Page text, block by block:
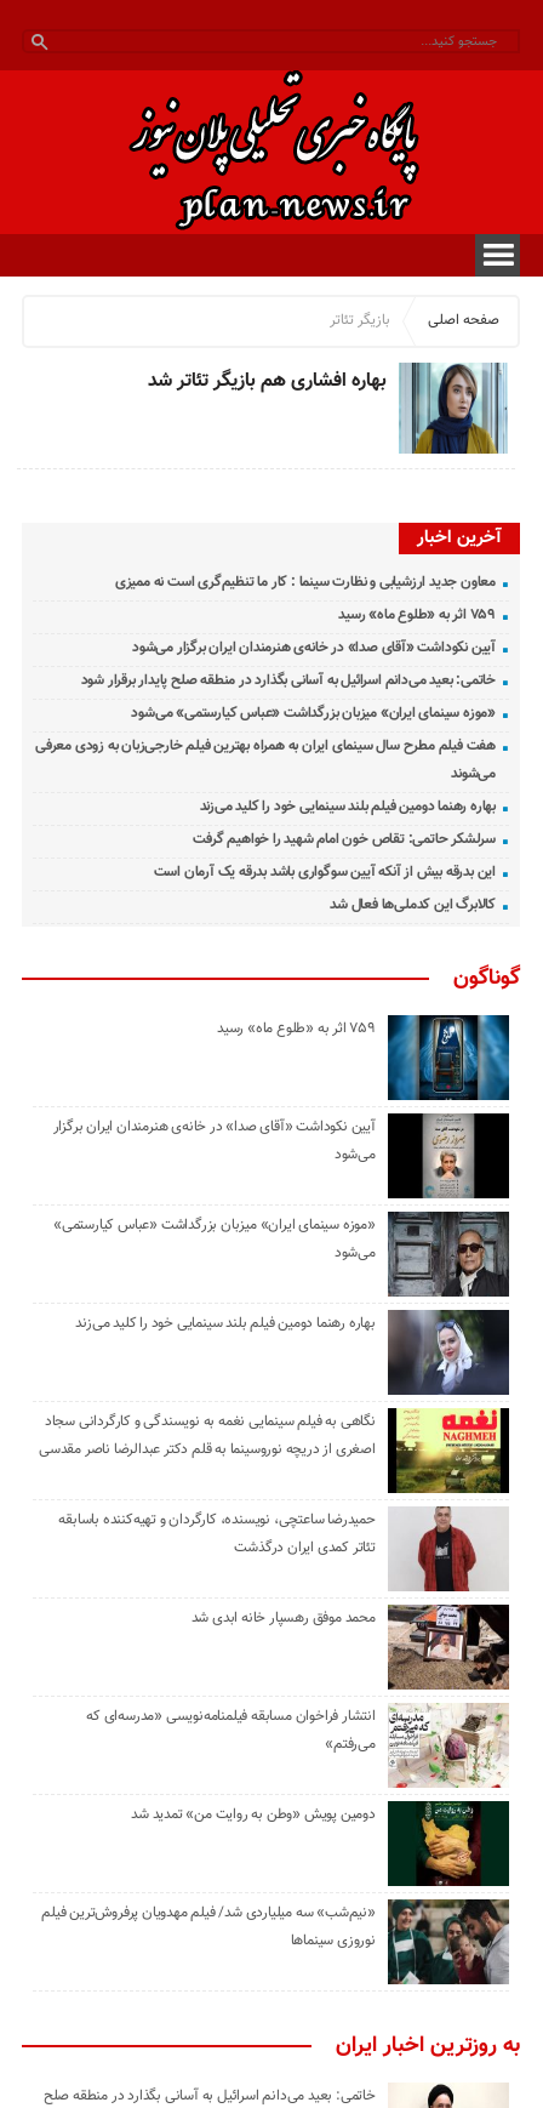
صفحه اصلی بازیگر تئاتر
بهاره افشاری هم بازیگر تئاتر شد
آخرین اخبار
معاون جدید ارزشیابی و نظارت سینما : کار ما تنظیم‌گری است نه ممیزی
۷۵۹ اثر به «طلوع ماه» رسید
آیین نکوداشت «آقای صدا» در خانه‌ی هنرمندان ایران برگزار می‌شود
خاتمی: بعید می‌دانم اسرائیل به آسانی بگذارد در منطقه صلح پایدار برقرار شود
«موزه سینمای ایران» میزبان بزرگداشت «عباس کیارستمی» می‌شود
هفت فیلم مطرح سال سینمای ایران به همراه بهترین فیلم خارجی‌زبان به زودی معرفی
می‌شوند
بهاره رهنما دومین فیلم بلند سینمایی خود را کلید می‌زند
سرلشکر حاتمی: تقاص خون امام شهید را خواهیم گرفت
این بدرقه بیش از آنکه آیین سوگواری باشد بدرقه یک آرمان است
کالابرگ این کدملی‌ها فعال شد
گوناگون
۷۵۹ اثر به «طلوع ماه» رسید
آیین نکوداشت «آقای صدا» در خانه‌ی هنرمندان ایران برگزار
می‌شود
«موزه سینمای ایران» میزبان بزرگداشت «عباس کیارستمی»
می‌شود
بهاره رهنما دومین فیلم بلند سینمایی خود را کلید می‌زند
نگاهی به فیلم سینمایی نغمه به نویسندگی و کارگردانی سجاد
اصغری از دریچه نوروسینما به قلم دکتر عبدالرضا ناصر مقدسی
حمیدرضا ساعتچی، نویسنده، کارگردان و تهیه‌کننده باسابقه
تئاتر کمدی ایران درگذشت
محمد موفق رهسپار خانه ابدی شد
انتشار فراخوان مسابقه فیلمنامه‌نویسی «مدرسه‌ای که
می‌رفتم»
دومین پویش «وطن به روایت من» تمدید شد
«نیم‌شب» سه میلیاردی شد/ فیلم مهدویان پرفروش‌ترین فیلم
نوروزی سینماها
به روزترین اخبار ایران
خاتمی: بعید می‌دانم اسرائیل به آسانی بگذارد در منطقه صلح